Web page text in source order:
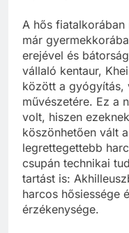
A hős
már
erejével és
vállaló kentaur,
között a gyógyítás,
művészetére. Ez a
volt, hiszen
köszönhetően vált
legrettegettebb
csupán technikai
tartást is:
harcos hősiessége
érzékenysége.